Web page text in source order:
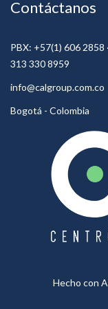
Contáctanos
PBX: +57(1) 606 2858
313 330 8959
info@calgroup.com.co
Bogotá - Colombia
Hecho con